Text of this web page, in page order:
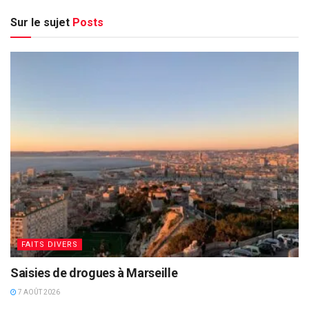
Sur le sujet Posts
FAITS DIVERS
Saisies de drogues à Marseille
7 AOÛT 2026